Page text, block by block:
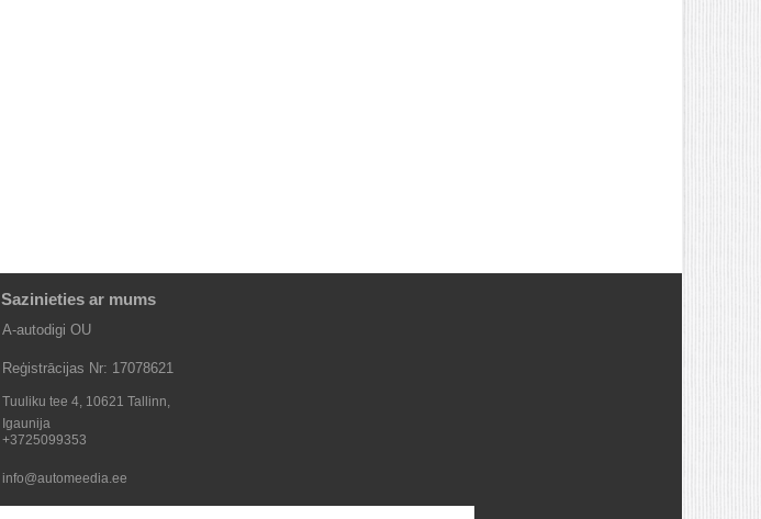
Sazinieties ar mums
A-autodigi OU
Reģistrācijas Nr: 17078621
Tuuliku tee 4, 10621 Tallinn,
Igaunija
+3725099353
info@automeedia.ee